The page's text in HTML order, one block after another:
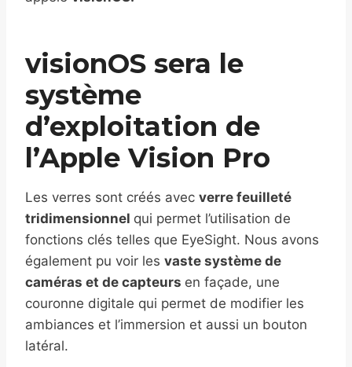
visionOS sera le
système
d’exploitation de
l’Apple Vision Pro
Les verres sont créés avec verre feuilleté
tridimensionnel qui permet l’utilisation de
fonctions clés telles que EyeSight. Nous avons
également pu voir les vaste système de
caméras et de capteurs en façade, une
couronne digitale qui permet de modifier les
ambiances et l’immersion et aussi un bouton
latéral.